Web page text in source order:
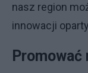
nasz region
innowacji
Promować